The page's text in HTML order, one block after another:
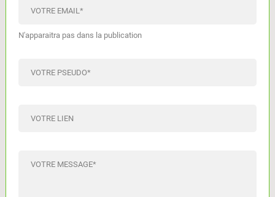
VOTRE EMAIL*
N'apparaitra pas dans la publication
VOTRE PSEUDO*
VOTRE LIEN
VOTRE MESSAGE*